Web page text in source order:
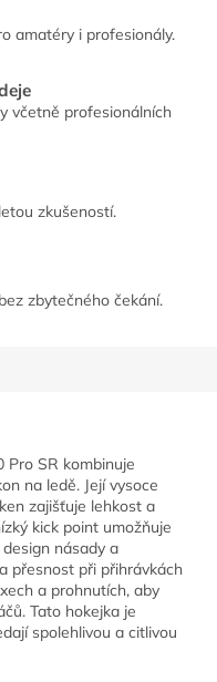
amatéry i profesionály.
včetně profesionálních
zkušeností.
zbytečného čekání.
Pro SR kombinuje
na ledě. Její vysoce
zajišťuje lehkost a
kick point umožňuje
násady a
přesnost při přihrávkách
a prohnutích, aby
Tato hokejka je
spolehlivou a citlivou